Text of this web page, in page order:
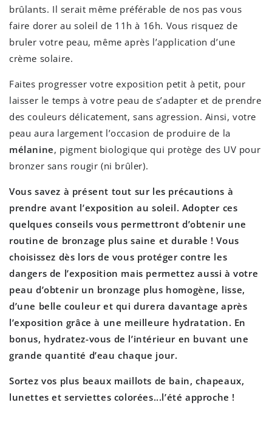
brûlants. Il serait même préférable de nos pas vous
faire dorer au soleil de 11h à 16h. Vous risquez de
bruler votre peau, même après l’application d’une
crème solaire.
Faites progresser votre exposition petit à petit, pour
laisser le temps à votre peau de s’adapter et de prendre
des couleurs délicatement, sans agression. Ainsi, votre
peau aura largement l’occasion de produire de la
mélanine, pigment biologique qui protège des UV pour
bronzer sans rougir (ni brûler).
Vous savez à présent tout sur les précautions à
prendre avant l’exposition au soleil. Adopter ces
quelques conseils vous permettront d’obtenir une
routine de bronzage plus saine et durable ! Vous
choisissez dès lors de vous protéger contre les
dangers de l’exposition mais permettez aussi à votre
peau d’obtenir un bronzage plus homogène, lisse,
d’une belle couleur et qui durera davantage après
l’exposition grâce à une meilleure hydratation. En
bonus, hydratez-vous de l’intérieur en buvant une
grande quantité d’eau chaque jour.
Sortez vos plus beaux maillots de bain, chapeaux,
lunettes et serviettes colorées...l’été approche !